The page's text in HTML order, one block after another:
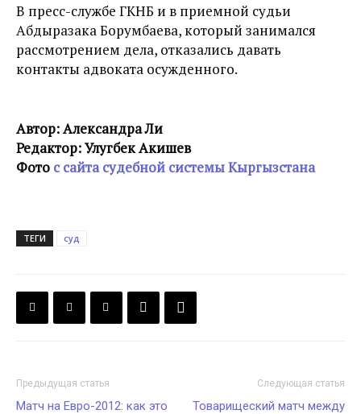
В пресс-службе ГКНБ и в приемной судьи
Абдыразака Борумбаева, который занимался
рассмотрением дела, отказались давать
контакты адвоката осужденного.
Автор: Александра Ли
Редактор: Улугбек Акишев
Фото с сайта судебной системы Кыргызстана
ТЕГИ суд
Предыдущая статья
Матч на Евро-2012: как это
Следующая статья
Товарищеский матч между